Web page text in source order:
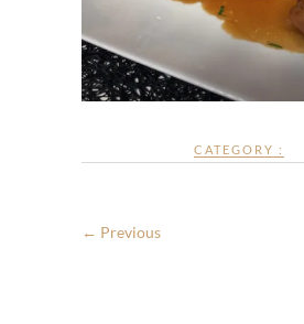
CATEGORY :
← Previous